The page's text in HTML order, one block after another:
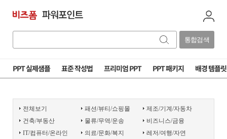
통합검색
PPT 실제샘플 표준 작성법 프리미엄 PPT PPT 패키지 배경 템플릿
전체보기 패션/뷰티/쇼핑몰
제조/기계/자동차
건축/부동산
물류/무역/운송
비즈니스/금융
IT/컴퓨터/온라인
의료/문화/복지
레저/여행/자연